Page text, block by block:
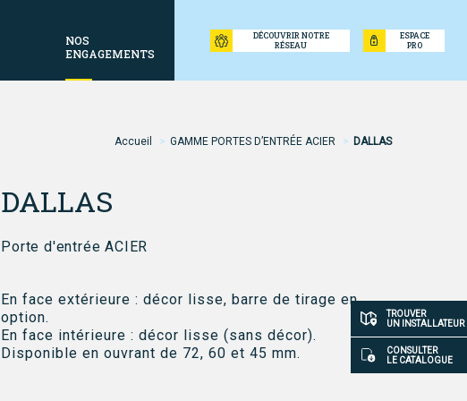
NOS
ENGAGEMENTS
Accès
rapide
TROUVER
UN INSTALLATEUR
CONSULTER
LE CATALOGUE
DÉCOUVRIR NOTRE
RÉSEAU
ESPACE
PRO
Accueil GAMME PORTES D’ENTRÉE ACIER DALLAS
DALLAS
Porte d'entrée ACIER
En face extérieure : décor lisse, barre de tirage en
option.
En face intérieure : décor lisse (sans décor).
Disponible en ouvrant de 72, 60 et 45 mm.